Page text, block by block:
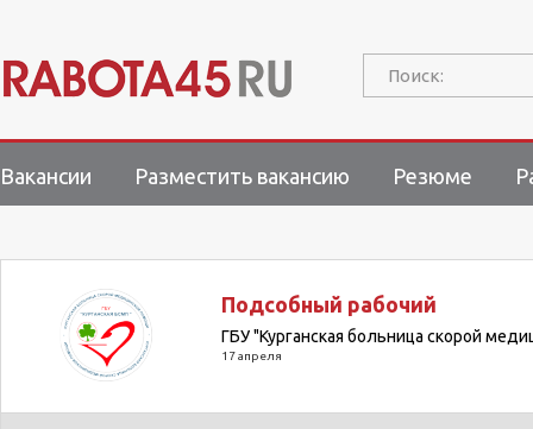
Поиск:
Вакансии Разместить вакансию Резюме
Подсобный рабочий
ГБУ "Курганская больница скорой
17 апреля